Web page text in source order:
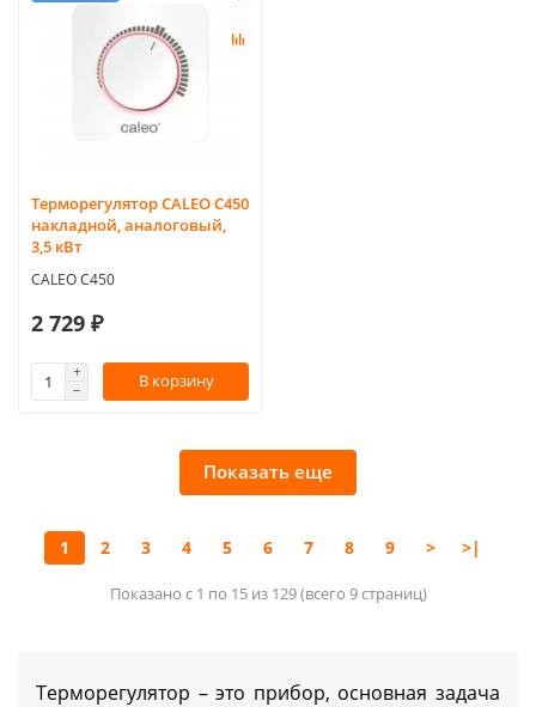
Терморегулятор CALEO С450
накладной, аналоговый,
3,5 кВт
CALEO С450
2 729 ₽
В корзину
Показать еще
1 2 3 4 5 6 7 8 9 > >|
Показано с 1 по 15 из 129 (всего 9 страниц)
Терморегулятор – это прибор, основная задача